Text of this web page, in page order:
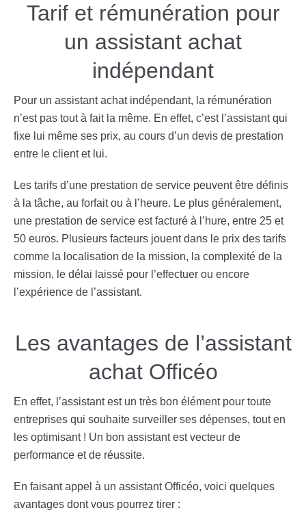
Tarif et rémunération pour
un assistant achat
indépendant
Pour un assistant achat indépendant, la rémunération
n’est pas tout à fait la même. En effet, c’est l’assistant qui
fixe lui même ses prix, au cours d’un devis de prestation
entre le client et lui.
Les tarifs d’une prestation de service peuvent être définis
à la tâche, au forfait ou à l’heure. Le plus généralement,
une prestation de service est facturé à l’hure, entre 25 et
50 euros. Plusieurs facteurs jouent dans le prix des tarifs
comme la localisation de la mission, la complexité de la
mission, le délai laissé pour l’effectuer ou encore
l’expérience de l’assistant.
Les avantages de l’assistant
achat Officéo
En effet, l’assistant est un très bon élément pour toute
entreprises qui souhaite surveiller ses dépenses, tout en
les optimisant ! Un bon assistant est vecteur de
performance et de réussite.
En faisant appel à un assistant Officéo, voici quelques
avantages dont vous pourrez tirer :